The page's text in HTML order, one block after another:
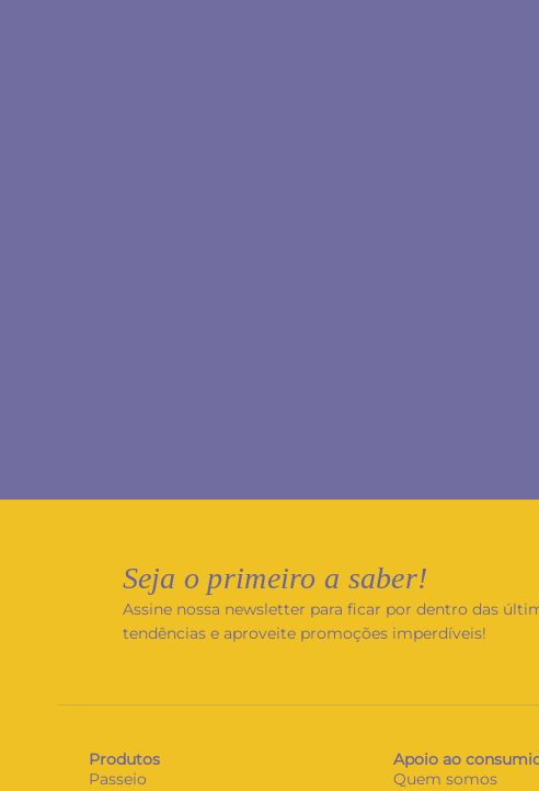
Seja o primeiro a saber!
Assine nossa newsletter para ficar por dentro das
tendências e aproveite promoções imperdíveis!
Produtos
Passeio
Apoio ao
Quem somos